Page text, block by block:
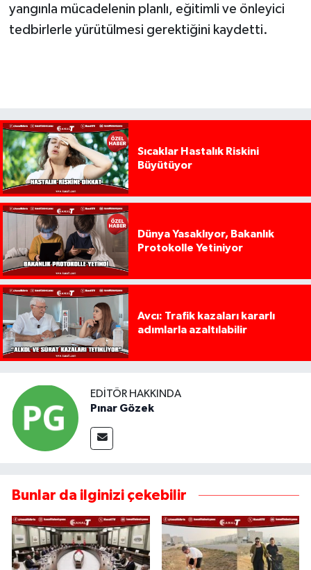
yangınla mücadelenin planlı, eğitimli ve önleyici
tedbirlerle yürütülmesi gerektiğini kaydetti.
Sıcaklar Hastalık Riskini
Büyütüyor
Dünya Yasaklıyor, Bakanlık
Protokolle Yetiniyor
Avcı: Trafik kazaları kararlı
adımlarla azaltılabilir
EDITÖR HAKKINDA
Pınar Gözek
Bunlar da ilginizi çekebilir